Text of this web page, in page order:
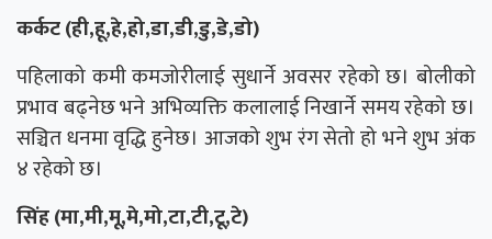
कर्कट (ही,हू,हे,हो,डा,डी,डु,डे,डो)
पहिलाको कमी कमजोरीलाई सुधार्ने अवसर रहेको छ। बोलीको
प्रभाव बढ्नेछ भने अभिव्यक्ति कलालाई निखार्ने समय रहेको छ।
सञ्चित धनमा वृद्धि हुनेछ। आजको शुभ रंग सेतो हो भने शुभ अंक
४ रहेको छ।
सिंह (मा,मी,मू,मे,मो,टा,टी,टू,टे)